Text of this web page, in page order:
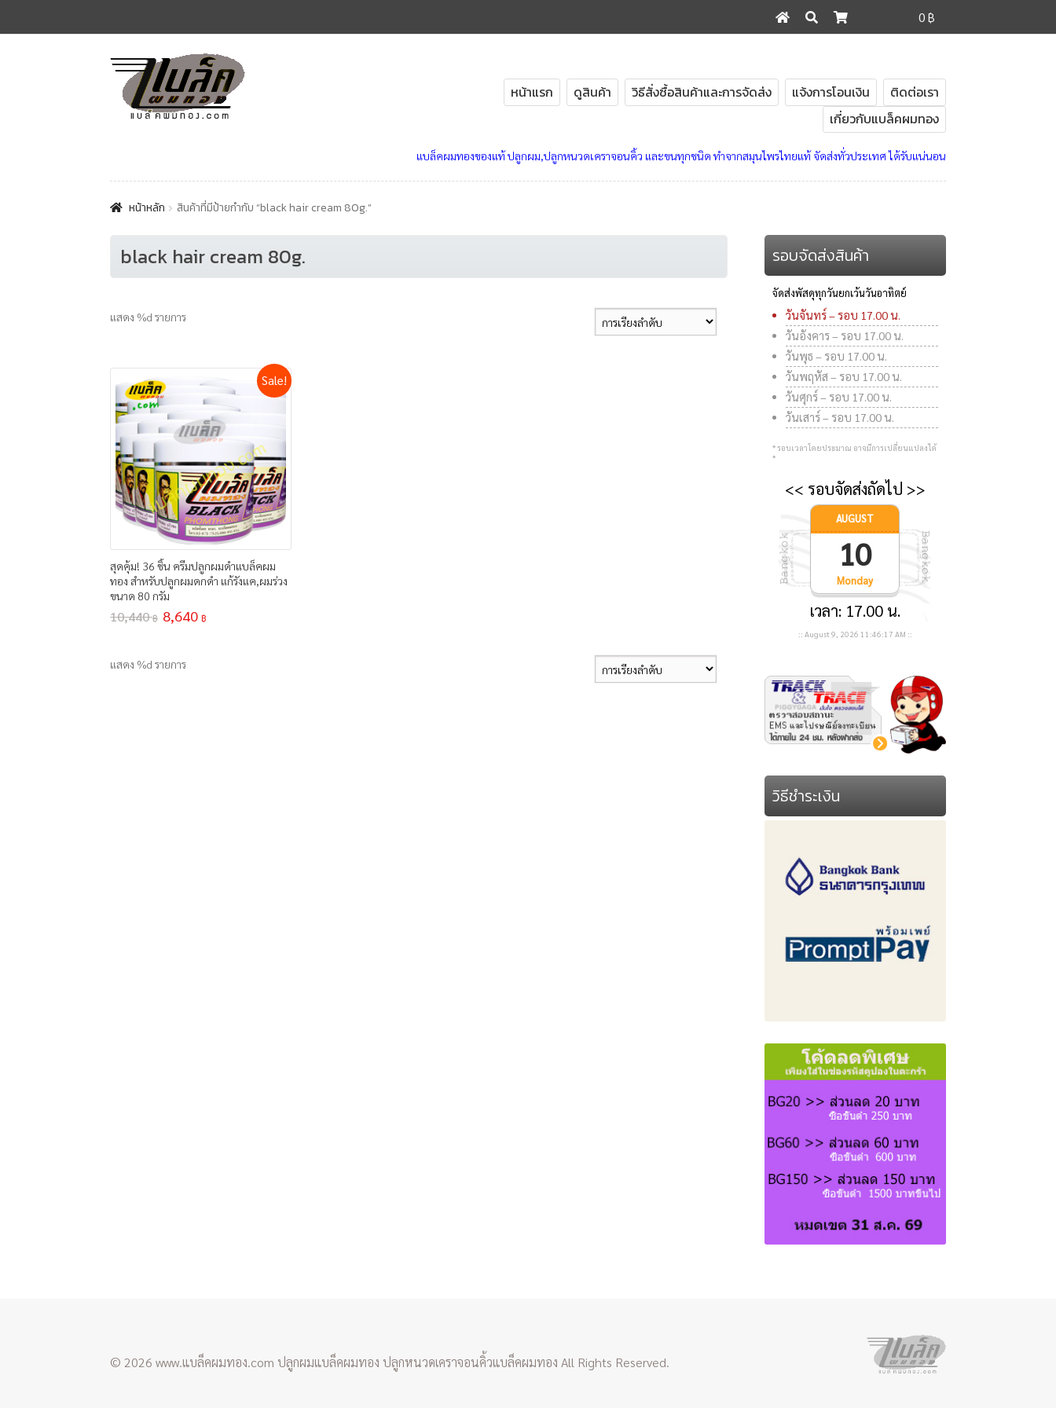
0 ฿
Skip
Skip
หน้าแรก ดูสินค้า วิธีสั่งซื้อสินค้าและการจัดส่ง แจ้งการโอนเงิน
ติดต่อเรา
เกี่ยวกับแบล็คผมทอง
แบล็คผมทองของแท้ ปลูกผม,ปลูกหนวดเคราจอนคิ้ว และขนทุกชนิด ทำจากสมุนไพรไทยแท้ จัดส่งทั่วประเทศ ได้รับแน่นอน
หน้าหลัก สินค้าที่มีป้ายกำกับ “black hair cream 80g.”
black hair cream 80g.
แสดง %d รายการ
สุดคุ้ม! 36 ชิ้น ครีมปลูกผมดำแบล็คผม
ทอง สำหรับปลูกผมดกดำ แก้รังแค,ผมร่วง
ขนาด 80 กรัม
Sale!
10,440฿ 8,640 ฿
แสดง %d รายการ
รอบจัดส่งสินค้า
จัดส่งพัสดุทุกวันยกเว้นวันอาทิตย์
วันจันทร์ – รอบ 17.00 น.
วันอังคาร – รอบ 17.00 น.
วันพุธ – รอบ 17.00 น.
วันพฤหัส – รอบ 17.00 น.
วันศุกร์ – รอบ 17.00 น.
วันเสาร์ – รอบ 17.00 น.
* รอบเวลาโดยประมาณ อาจมีการเปลี่ยนแปลงได้
*
<< รอบจัดส่งถัดไป >>
Monday
AUGUST
10
เวลา: 17.00 น.
:: August 9, 2026 11:46:17 AM ::
วิธีชำระเงิน
© 2026 www.แบล็คผมทอง.com ปลูกผมแบล็คผมทอง ปลูกหนวดเคราจอนคิ้วแบล็คผมทอง All Rights Reserved.